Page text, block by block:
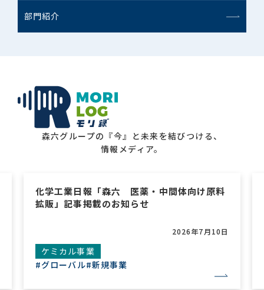
部門紹介
森六グループの『今』と未来を結びつける、
情報メディア。
化学工業日報「森六 医薬・中間体向け原料
拡販」記事掲載のお知らせ
2026年7月10日
ケミカル事業
#グローバル#新規事業